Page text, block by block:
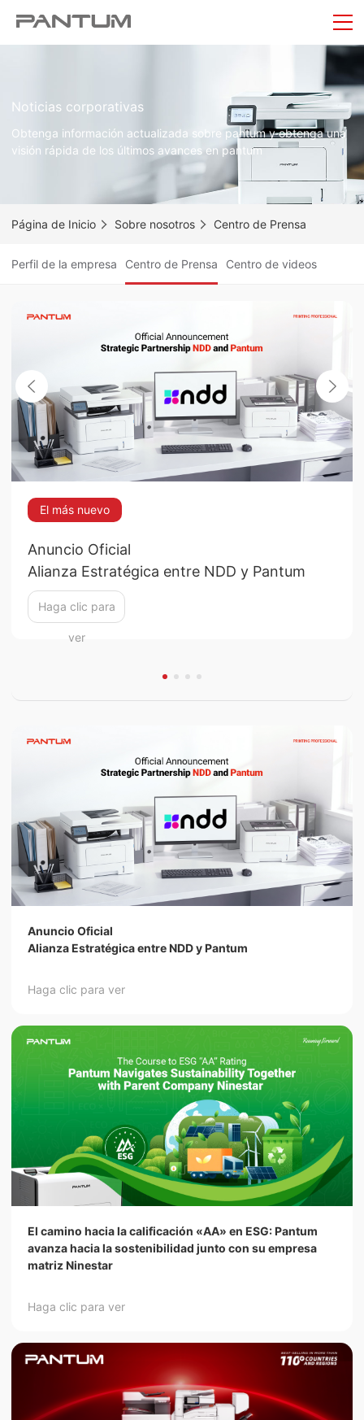
Noticias corporativas
Obtenga información actualizada sobre pantum y obtenga una
visión rápida de los últimos avances en pantum
Página de Inicio Sobre nosotros Centro de Prensa
Perfil de la empresa Centro de Prensa Centro de videos
El más nuevo
Anuncio Oficial
Alianza Estratégica entre NDD y Pantum
Haga clic para
ver
Anuncio Oficial
Alianza Estratégica entre NDD y Pantum
Haga clic para ver
El camino hacia la calificación «AA» en ESG: Pantum
avanza hacia la sostenibilidad junto con su empresa
matriz Ninestar
Haga clic para ver